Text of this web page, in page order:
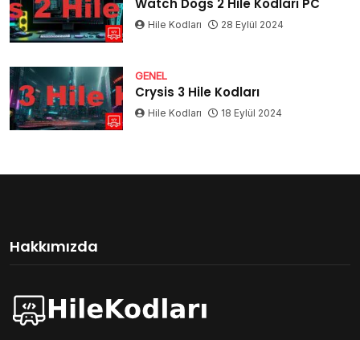
Watch Dogs 2 Hile Kodları PC
Hile Kodları 28 Eylül 2024
GENEL
Crysis 3 Hile Kodları
Hile Kodları 18 Eylül 2024
Hakkımızda